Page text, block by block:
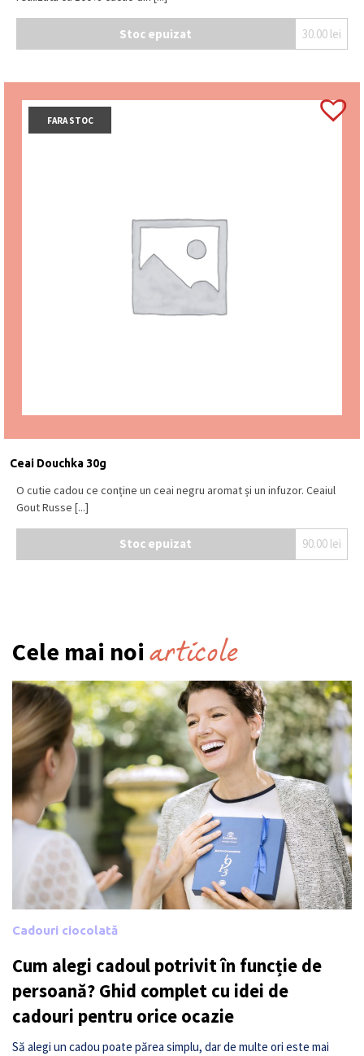
Stoc epuizat 30.00 lei
FARA STOC
Ceai Douchka 30g
O cutie cadou ce conține un ceai negru aromat și un infuzor. Ceaiul
Gout Russe [...]
Stoc epuizat 90.00 lei
Cele mai noi articole
Cadouri ciocolată
Cum alegi cadoul potrivit în funcție de
persoană? Ghid complet cu idei de
cadouri pentru orice ocazie
Să alegi un cadou poate părea simplu, dar de multe ori este mai